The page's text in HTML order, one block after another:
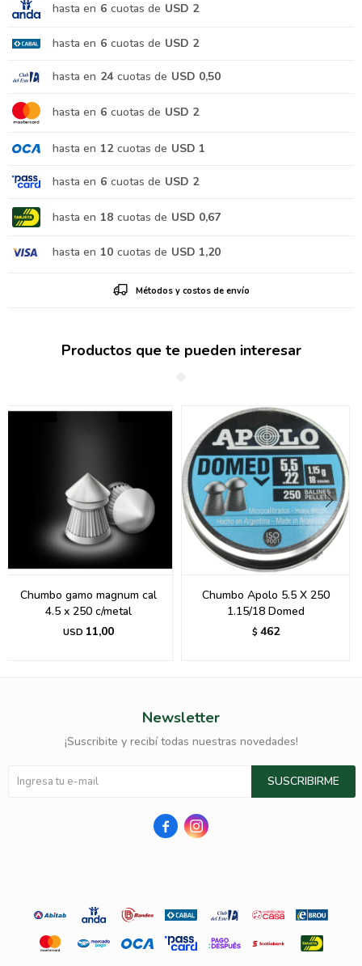
hasta en 6 cuotas de USD 2
hasta en 6 cuotas de USD 2
hasta en 24 cuotas de USD 0,50
hasta en 6 cuotas de USD 2
hasta en 12 cuotas de USD 1
hasta en 6 cuotas de USD 2
hasta en 18 cuotas de USD 0,67
hasta en 10 cuotas de USD 1,20
Métodos y costos de envío
Productos que te pueden interesar
Chumbo gamo magnum cal
4.5 x 250 c/metal
USD 11,00
Chumbo Apolo 5.5 X 250
1.15/18 Domed
$ 462
Newsletter
¡Suscribite y recibí todas nuestras novedades!
SUSCRIBIRME
 